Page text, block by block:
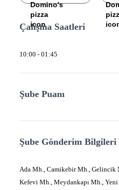
Çalışma Saatleri
10:00 - 01:45
Şube Puanı
Şube Gönderim Bilgileri
Ada Mh., Camikebir Mh., Gelincik
Kefevi Mh., Meydankapı Mh.,